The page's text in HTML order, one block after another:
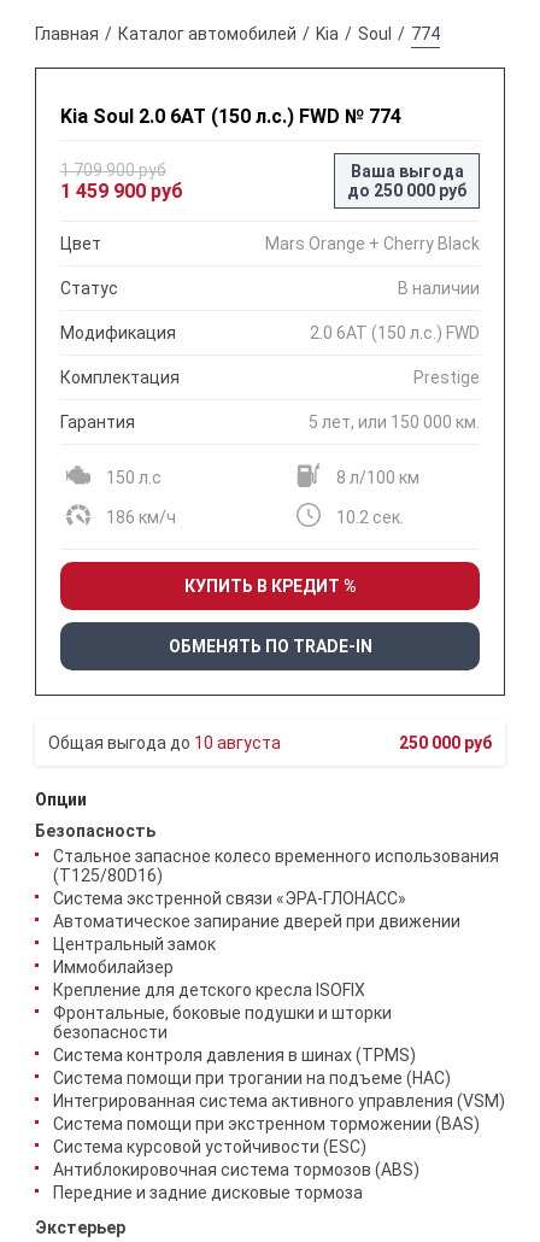
Главная Каталог автомобилей Kia Soul 774
Kia Soul 2.0 6АТ (150 л.с.) FWD № 774
1 709 900 руб
1 459 900 руб
Ваша выгода
до 250 000 руб
Цвет Mars Orange + Cherry Black
Статус В наличии
Модификация 2.0 6АТ (150 л.с.) FWD
Комплектация Prestige
Гарантия 5 лет, или 150 000 км.
150 л.с 8 л/100 км
186 км/ч 10.2 сек.
КУПИТЬ В КРЕДИТ %
ОБМЕНЯТЬ ПО TRADE-IN
10 августа 250 000 руб
Опции
Безопасность
Стальное запасное колесо временного использования
(T125/80D16)
Система экстренной связи «ЭРА-ГЛОНАСС»
Автоматическое запирание дверей при движении
Центральный замок
Иммобилайзер
Крепление для детского кресла ISOFIX
Фронтальные, боковые подушки и шторки
безопасности
Система контроля давления в шинах (TPMS)
Система помощи при трогании на подъеме (HAC)
Интегрированная система активного управления (VSM)
Система помощи при экстренном торможении (BAS)
Система курсовой устойчивости (ESC)
Антиблокировочная система тормозов (ABS)
Передние и задние дисковые тормоза
Экстерьер